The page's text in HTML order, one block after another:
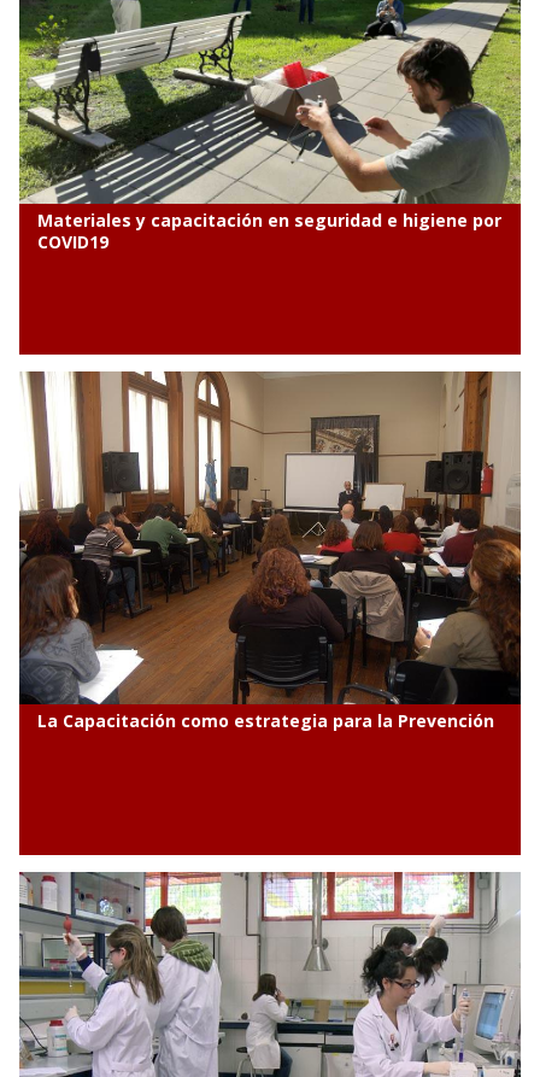
Gestionar ante los organismos públicos y privados las
financiaciones necesarias para la ejecución de los
programas pertinentes del área.
Coordinar con las agencias científicas, organismos e
instituciones que correspondan los programas de
adecuación a las normas de aquellos institutos de doble
o triple dependencia en el ámbito universitario.
Promover proyectos, recursos y programas de
adecuación en lo atinente al desarrollo sustentable
universitario.
Materiales y capacitación en seguridad e higiene por
COVID19
La Capacitación como estrategia para la Prevención